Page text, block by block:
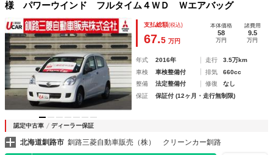
様 パワーウインド フルタイム４ＷＤ Ｗエアバッグ
支払総額(税込)
67.5 万円
本体価格
58
万円
諸費用
9.5
万円
年式 2016年 走行
3.5万km
車検
車検整備付 排気
660cc
整備
法定整備付 修復
なし
保証
保証付 (12ヶ月・走行無制限)
認定中古車 ディーラー保証
北海道釧路市 釧路三菱自動車販売（株） クリーンカー釧路